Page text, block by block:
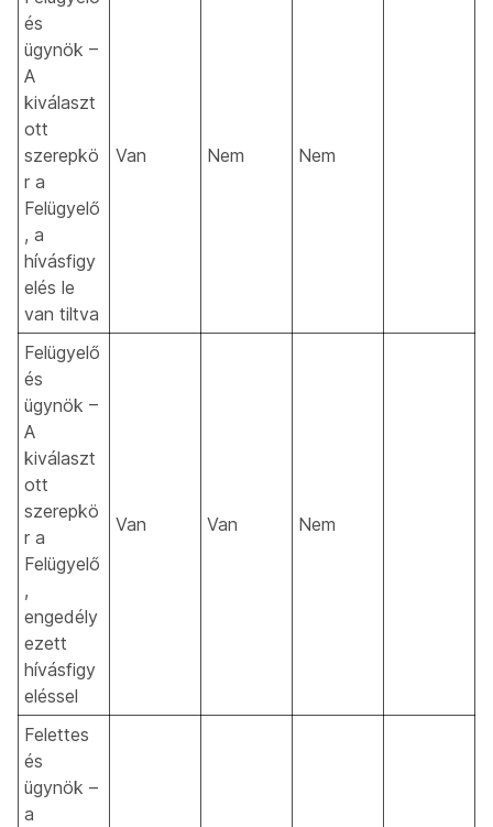
és
ügynök –
A
kiválaszt
ott
szerepkö
r a
Felügyelő
, a
hívásfigy
elés le
van tiltva
Van Nem Nem
Felügyelő
és
ügynök –
A
kiválaszt
ott
szerepkö
r a
Felügyelő
,
engedély
ezett
hívásfigy
eléssel
Van Van Nem
Felettes
és
ügynök –
a